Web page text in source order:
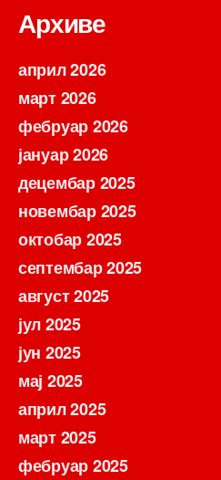
Архиве
април 2026
март 2026
фебруар 2026
јануар 2026
децембар 2025
новембар 2025
октобар 2025
септембар 2025
август 2025
јул 2025
јун 2025
мај 2025
април 2025
март 2025
фебруар 2025